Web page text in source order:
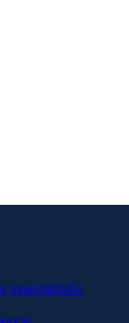
spécialisés